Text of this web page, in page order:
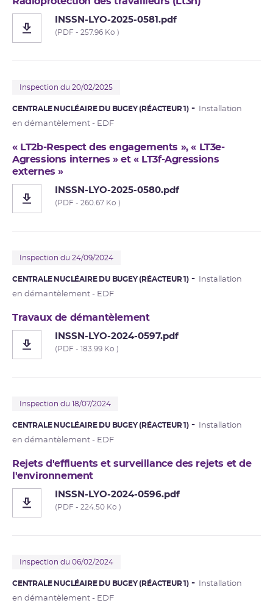
INSSN-LYO-2025-0581.pdf
(PDF - 257.96 Ko )
Inspection du 20/02/2025
CENTRALE NUCLÉAIRE DU BUGEY (RÉACTEUR 1)
Installation
en démantèlement - EDF
« LT2b-Respect des engagements », « LT3e-
Agressions internes » et « LT3f-Agressions
externes »
INSSN-LYO-2025-0580.pdf
(PDF - 260.67 Ko )
Inspection du 24/09/2024
CENTRALE NUCLÉAIRE DU BUGEY (RÉACTEUR 1)
Installation
en démantèlement - EDF
Travaux de démantèlement
INSSN-LYO-2024-0597.pdf
(PDF - 183.99 Ko )
Inspection du 18/07/2024
CENTRALE NUCLÉAIRE DU BUGEY (RÉACTEUR 1)
Installation
en démantèlement - EDF
Rejets d'effluents et surveillance des rejets et de
l'environnement
INSSN-LYO-2024-0596.pdf
(PDF - 224.50 Ko )
Inspection du 06/02/2024
CENTRALE NUCLÉAIRE DU BUGEY (RÉACTEUR 1)
Installation
en démantèlement - EDF